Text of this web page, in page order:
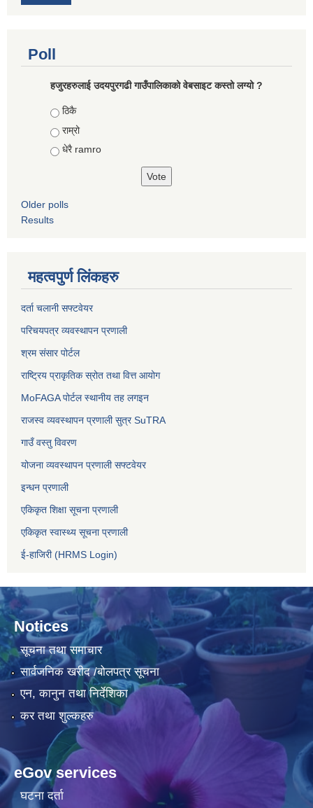
Poll
हजुरहरुलाई उदयपुरगढी गाउँपालिकाको वेबसाइट कस्तो लग्यो ?
Choices
ठिकै
राम्रो
धेरै ramro
Older polls
Results
महत्वपुर्ण लिंकहरु
दर्ता चलानी सफ्टवेयर
परिचयपत्र व्यवस्थापन प्रणाली
श्रम संसार पोर्टल
राष्ट्रिय प्राकृतिक स्रोत तथा वित्त आयोग
MoFAGA पोर्टल स्थानीय तह लगइन
राजस्व व्यवस्थापन प्रणाली सुत्र SuTRA
गाउँ वस्तु विवरण
योजना व्यवस्थापन प्रणाली सफ्टवेयर
इन्धन प्रणाली
एकिकृत शिक्षा सूचना प्रणाली
एकिकृत स्वास्थ्य सूचना प्रणाली
ई-हाजिरी (HRMS Login)
Notices
सूचना तथा समाचार
सार्वजनिक खरीद /बोलपत्र सूचना
एन, कानुन तथा निर्देशिका
कर तथा शुल्कहरु
eGov services
घटना दर्ता